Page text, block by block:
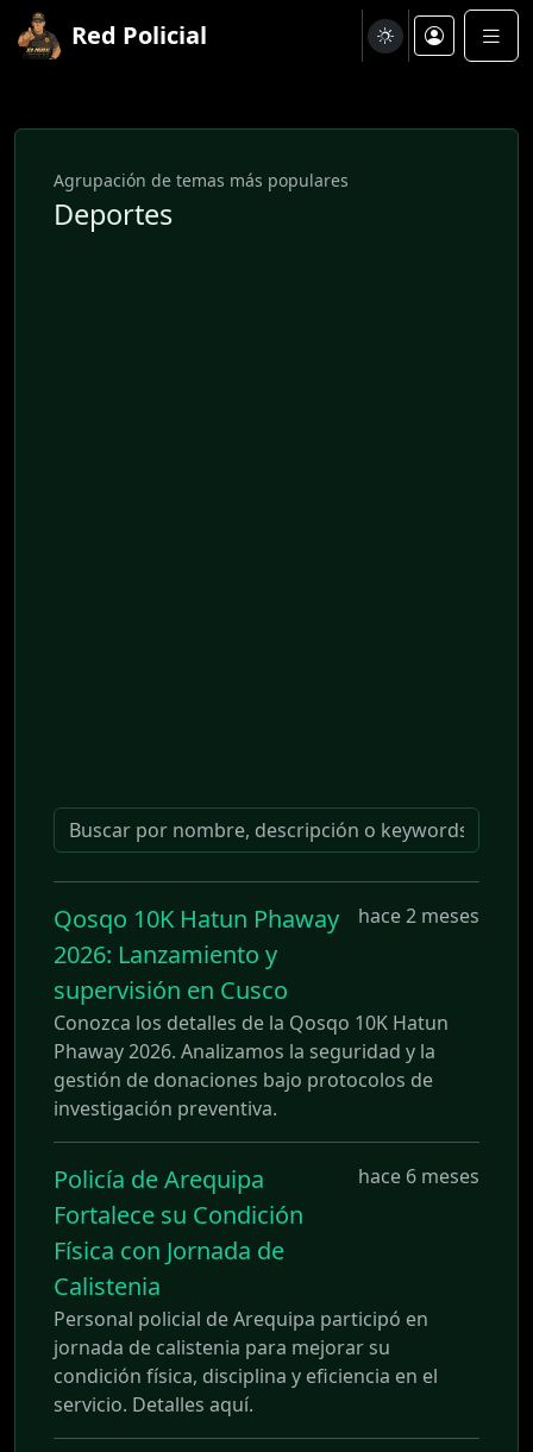
Red Policial
Agrupación de temas más populares
Deportes
Qosqo 10K Hatun Phaway
2026: Lanzamiento y
supervisión en Cusco
hace 2 meses
Conozca los detalles de la Qosqo 10K Hatun
Phaway 2026. Analizamos la seguridad y la
gestión de donaciones bajo protocolos de
investigación preventiva.
Policía de Arequipa
Fortalece su Condición
Física con Jornada de
Calistenia
hace 6 meses
Personal policial de Arequipa participó en
jornada de calistenia para mejorar su
condición física, disciplina y eficiencia en el
servicio. Detalles aquí.